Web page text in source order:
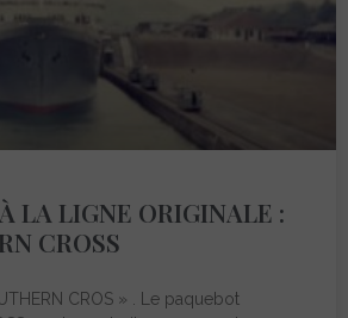
LA LIGNE ORIGINALE :
CROSS
CROS » . Le paquebot